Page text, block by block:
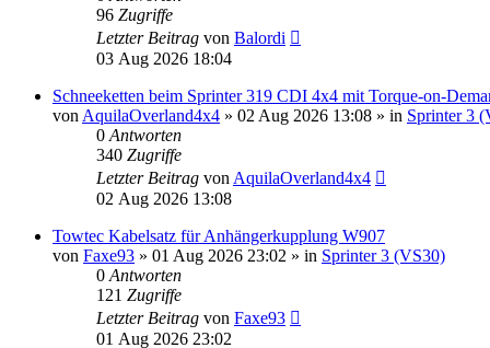
96 Zugriffe
Letzter Beitrag von Balordi
03 Aug 2026 18:04
Schneeketten beim Sprinter 319 CDI 4x4 mit Torque-on-
von AquilaOverland4x4 » 02 Aug 2026 13:08 » in Sprinter 3
0 Antworten
340 Zugriffe
Letzter Beitrag von AquilaOverland4x4
02 Aug 2026 13:08
Towtec Kabelsatz für Anhängerkupplung W907
von Faxe93 » 01 Aug 2026 23:02 » in Sprinter 3 (VS30)
0 Antworten
121 Zugriffe
Letzter Beitrag von Faxe93
01 Aug 2026 23:02